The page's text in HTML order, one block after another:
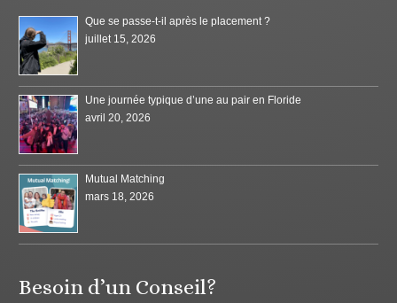
Que se passe-t-il après le placement ?
juillet 15, 2026
Une journée typique d’une au pair en Floride
avril 20, 2026
Mutual Matching
mars 18, 2026
Besoin d’un Conseil?